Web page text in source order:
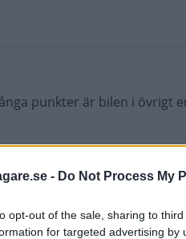
- Do Not Process My
opt-out of the sale, sharing to
for targeted advertising
punkter är bilen i övrigt